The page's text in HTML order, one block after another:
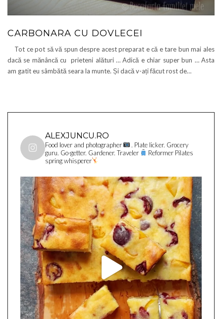
CARBONARA CU DOVLECEI
Tot ce pot să vă spun despre acest preparat e că e tare bun mai ales
dacă se mănâncă cu prieteni alături … Adică e chiar super bun … Asta
am gatit eu sâmbătă seara la munte. Și dacă v-ați făcut rost de…
ALEXJUNCU.RO
Food lover and photographer
. Plate licker. Grocery
guru. Go-getter. Gardener. Traveler
Reformer Pilates
spring whisperer